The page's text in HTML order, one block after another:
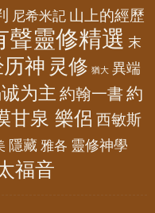
尼希米記 山上的經歷
聲靈修精選 末
神 灵修 猶大 異端
为主 約翰一書 約
甘泉 樂侶 西敏斯
隱藏 雅各 靈修神學
福音